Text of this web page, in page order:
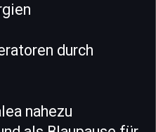
durch
nahezu